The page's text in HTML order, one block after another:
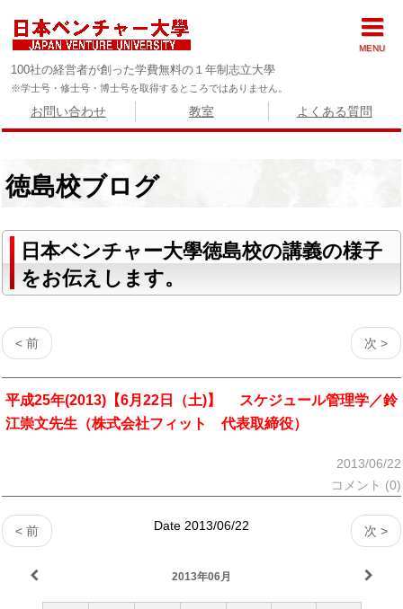
100社の経営者が創った学費無料の１年制志立大學
※学士号・修士号・博士号を取得するところではありません。
お問い合わせ 教室 よくある質問
徳島校ブログ
日本ベンチャー大學徳島校の講義の様子
をお伝えします。
< 前 次 >
平成25年(2013)【6月22日（土)】 スケジュール管理学／鈴
江崇文先生（株式会社フィット 代表取締役）
2013/06/22
コメント (0)
< 前 次 >
Date 2013/06/22
2013年06月
MENU